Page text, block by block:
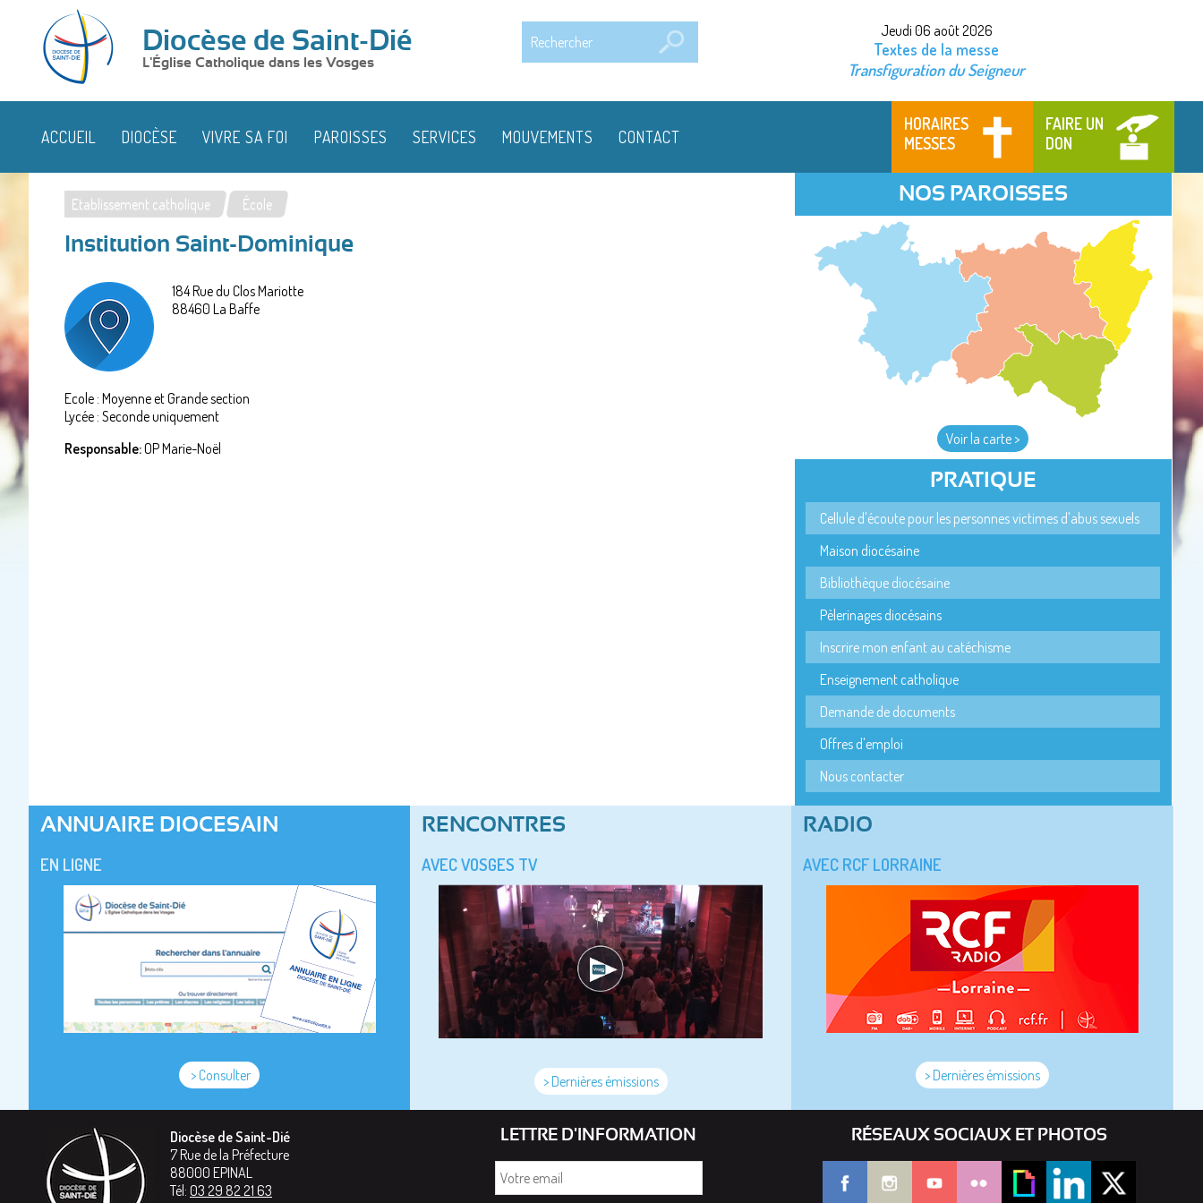
Diocèse de Saint-Dié
L'Église Catholique dans les Vosges
Jeudi 06 août 2026
Textes de la messe
Transfiguration du Seigneur
HORAIRES
MESSES
FAIRE UN
DON
ACCUEIL DIOCÈSE VIVRE SA FOI PAROISSES SERVICES MOUVEMENTS CONTACT
Vous
êtes
ici
Etablissement catholique École
Institution Saint-Dominique
184 Rue du Clos Mariotte
88460 La Baffe
Ecole : Moyenne et Grande section
Lycée : Seconde uniquement
Responsable:OP Marie-Noël
NOS PAROISSES
Voir la carte >
PRATIQUE
Cellule d'écoute pour les personnes victimes d'abus sexuels
Maison diocésaine
Bibliothèque diocésaine
Pèlerinages diocésains
Inscrire mon enfant au catéchisme
Enseignement catholique
Demande de documents
Offres d'emploi
Nous contacter
ANNUAIRE DIOCESAIN
EN LIGNE
> Consulter
RENCONTRES
AVEC VOSGES TV
> Dernières émissions
RADIO
AVEC RCF LORRAINE
> Dernières émissions
Diocèse de Saint-Dié
7 Rue de la Préfecture
88000 EPINAL
Tél: 03 29 82 21 63
LETTRE D'INFORMATION RÉSEAUX SOCIAUX ET PHOTOS